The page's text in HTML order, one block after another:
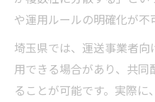
や運用ルールの明確化が不
埼玉県では、運送事業者
用できる場合があり、共
ることが可能です。実際